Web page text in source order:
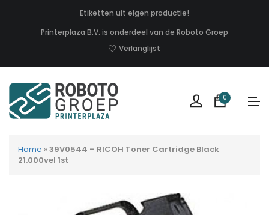
Etiketten uit eigen productie!
Printerplaza B.V. is onderdeel van de Roboto Groep
Verlanglijst
0
Home » 39V0544 – RICOH Toner Cartridge Black
21.000vel 1st